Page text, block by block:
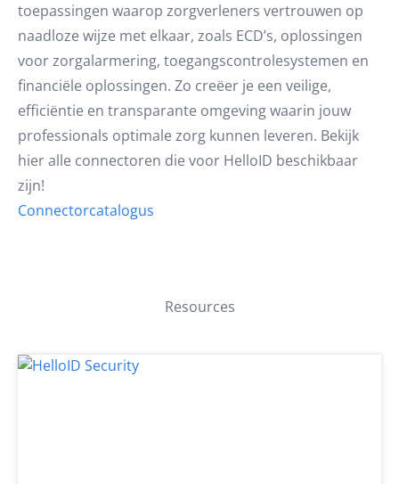
toepassingen waarop zorgverleners vertrouwen op
naadloze wijze met elkaar, zoals ECD’s, oplossingen
voor zorgalarmering, toegangscontrolesystemen en
financiële oplossingen. Zo creëer je een veilige,
efficiëntie en transparante omgeving waarin jouw
professionals optimale zorg kunnen leveren. Bekijk
hier alle connectoren die voor HelloID beschikbaar
zijn!
Connectorcatalogus
Resources